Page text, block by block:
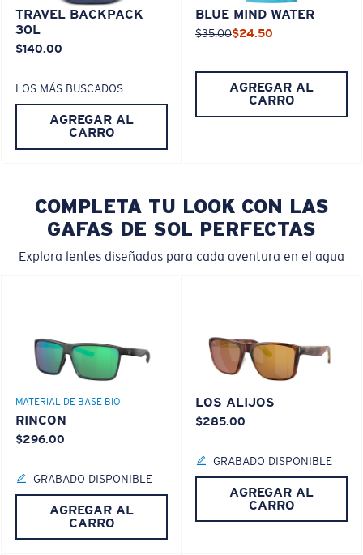
TRAVEL BACKPACK
30L
$140.00
LOS MÁS BUSCADOS
AGREGAR AL
CARRO
BLUE MIND WATER
$35.00$24.50
AGREGAR AL
CARRO
COMPLETA TU LOOK CON LAS
GAFAS DE SOL PERFECTAS
Explora lentes diseñadas para cada aventura en el agua
MATERIAL DE BASE BIO
RINCON
$296.00
GRABADO DISPONIBLE
AGREGAR AL
CARRO
LOS ALIJOS
$285.00
GRABADO DISPONIBLE
AGREGAR AL
CARRO